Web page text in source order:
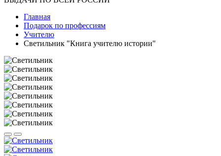
Главная
Подарок по профессиям
Учителю
Светильник "Книга учителю истории"